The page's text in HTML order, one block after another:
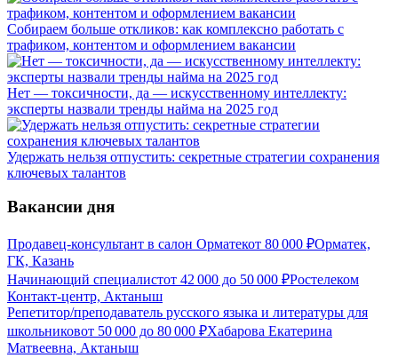
Собираем больше откликов: как комплексно работать с
трафиком, контентом и оформлением вакансии
Нет — токсичности, да — искусственному интеллекту:
эксперты назвали тренды найма на 2025 год
Удержать нельзя отпустить: секретные стратегии сохранения
ключевых талантов
Вакансии дня
Продавец-консультант в салон Орматекот 80 000 ₽Орматек,
ГК, Казань
Начинающий специалистот 42 000 до 50 000 ₽Ростелеком
Контакт-центр, Актаныш
Репетитор/преподаватель русского языка и литературы для
школьниковот 50 000 до 80 000 ₽Хабарова Екатерина
Матвеевна, Актаныш